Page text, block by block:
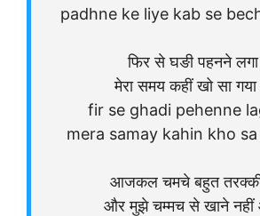
padhne ke liye kab se
फिर से घङी पहनने
मेरा समय कहीं खो सा
fir se ghadi pehenne
mera samay kahin kho
आजकल चमचे बहुत
और मुझे चम्मच से खाने